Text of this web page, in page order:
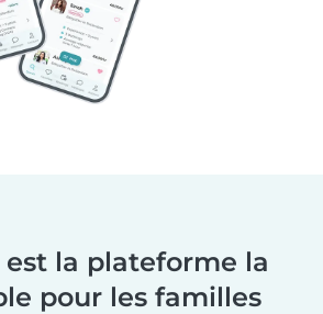
est la plateforme la
pour les familles